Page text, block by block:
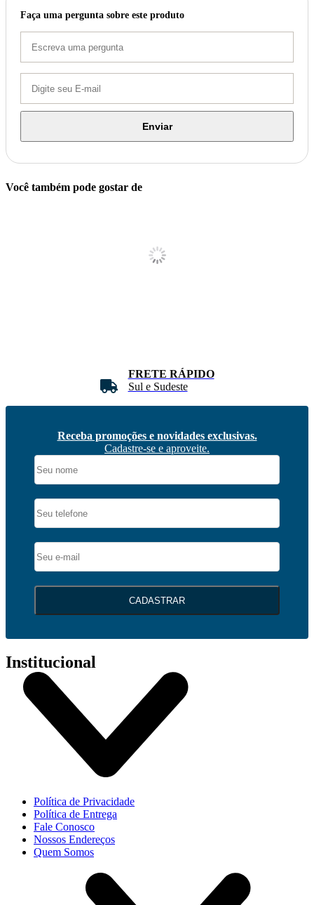
Faça uma pergunta sobre este produto
Enviar
Você também pode gostar de
FRETE RÁPIDO
Sul e Sudeste
Receba promoções e novidades exclusivas.
Cadastre-se e aproveite.
CADASTRAR
Institucional
Política de Privacidade
Política de Entrega
Fale Conosco
Nossos Endereços
Quem Somos